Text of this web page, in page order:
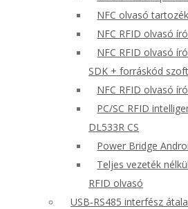
NFC olvasó
NFC RFID olvasó
NFC RFID olvasó
SDK + forráskód
NFC RFID olvasó
PC/SC RFID
DL533R CS
Power Bridge
Teljes vezeték
RFID olvasó
USB-RS485 interfész